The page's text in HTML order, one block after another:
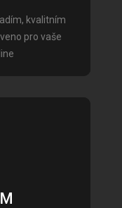
kvalitním
pro vaše